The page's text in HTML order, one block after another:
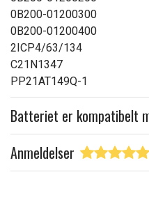
0B200-01200300
0B200-01200400
2ICP4/63/134
C21N1347
PP21AT149Q-1
Batteriet er kompatibelt
Anmeldelser